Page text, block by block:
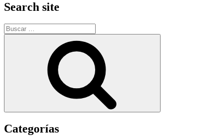
Search site
Buscar
por:
Categorías